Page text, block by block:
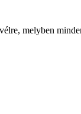
melyben